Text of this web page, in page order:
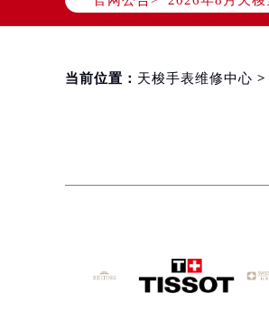
2026年8月天
北京市东城区
上海市徐汇区
徐州市鼓楼区
扬州市邗江区
盐城市盐都区
当前位置： 天梭手表维修中心 >